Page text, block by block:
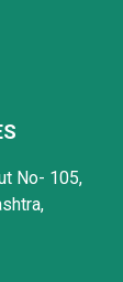
No- 105,